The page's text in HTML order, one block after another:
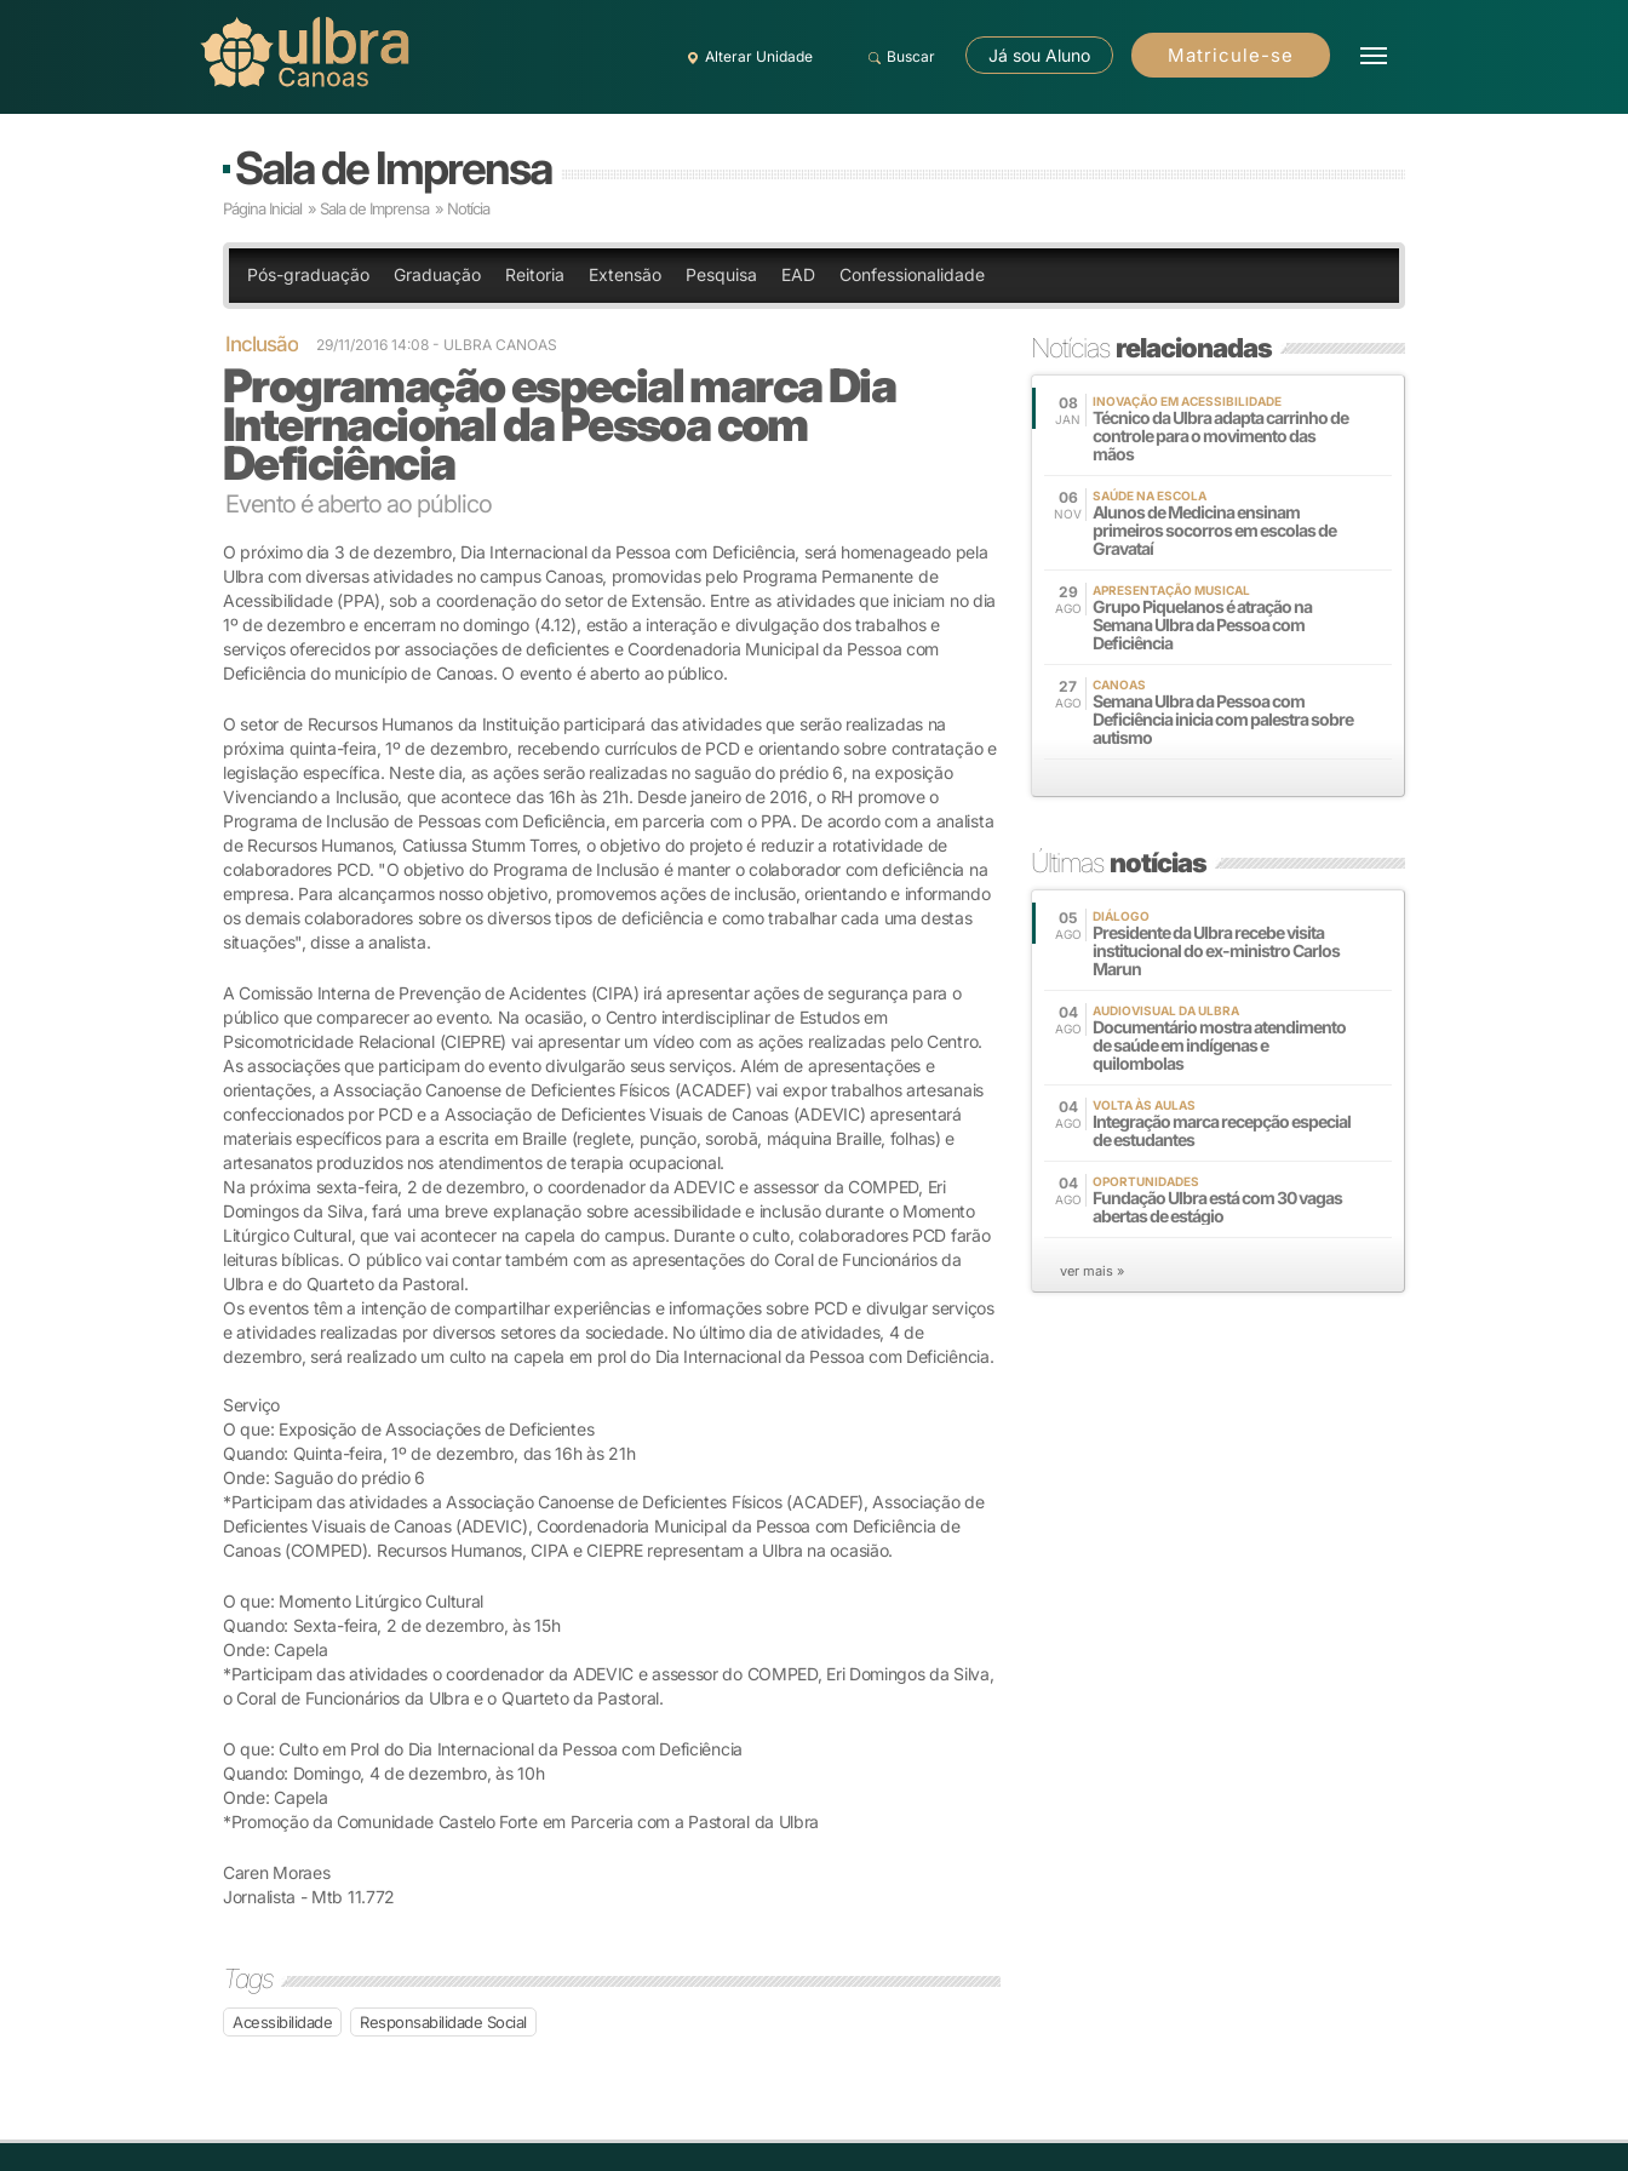
Alterar Unidade Buscar Já sou Aluno Matricule-se
Sala de Imprensa
Página Inicial » Sala de Imprensa » Notícia
Pós-graduação Graduação Reitoria Extensão Pesquisa EAD Confessionalidade
Inclusão 29/11/2016 14:08 - ULBRA CANOAS
Programação especial marca Dia
Internacional da Pessoa com
Deficiência
Evento é aberto ao público
O próximo dia 3 de dezembro, Dia Internacional da Pessoa com Deficiência, será homenageado pela
Ulbra com diversas atividades no campus Canoas, promovidas pelo Programa Permanente de
Acessibilidade (PPA), sob a coordenação do setor de Extensão. Entre as atividades que iniciam no dia
1º de dezembro e encerram no domingo (4.12), estão a interação e divulgação dos trabalhos e
serviços oferecidos por associações de deficientes e Coordenadoria Municipal da Pessoa com
Deficiência do município de Canoas. O evento é aberto ao público.
O setor de Recursos Humanos da Instituição participará das atividades que serão realizadas na
próxima quinta-feira, 1º de dezembro, recebendo currículos de PCD e orientando sobre contratação e
legislação específica. Neste dia, as ações serão realizadas no saguão do prédio 6, na exposição
Vivenciando a Inclusão, que acontece das 16h às 21h. Desde janeiro de 2016, o RH promove o
Programa de Inclusão de Pessoas com Deficiência, em parceria com o PPA. De acordo com a analista
de Recursos Humanos, Catiussa Stumm Torres, o objetivo do projeto é reduzir a rotatividade de
colaboradores PCD. "O objetivo do Programa de Inclusão é manter o colaborador com deficiência na
empresa. Para alcançarmos nosso objetivo, promovemos ações de inclusão, orientando e informando
os demais colaboradores sobre os diversos tipos de deficiência e como trabalhar cada uma destas
situações", disse a analista.
A Comissão Interna de Prevenção de Acidentes (CIPA) irá apresentar ações de segurança para o
público que comparecer ao evento. Na ocasião, o Centro interdisciplinar de Estudos em
Psicomotricidade Relacional (CIEPRE) vai apresentar um vídeo com as ações realizadas pelo Centro.
As associações que participam do evento divulgarão seus serviços. Além de apresentações e
orientações, a Associação Canoense de Deficientes Físicos (ACADEF) vai expor trabalhos artesanais
confeccionados por PCD e a Associação de Deficientes Visuais de Canoas (ADEVIC) apresentará
materiais específicos para a escrita em Braille (reglete, punção, sorobã, máquina Braille, folhas) e
artesanatos produzidos nos atendimentos de terapia ocupacional.
Na próxima sexta-feira, 2 de dezembro, o coordenador da ADEVIC e assessor da COMPED, Eri
Domingos da Silva, fará uma breve explanação sobre acessibilidade e inclusão durante o Momento
Litúrgico Cultural, que vai acontecer na capela do campus. Durante o culto, colaboradores PCD farão
leituras bíblicas. O público vai contar também com as apresentações do Coral de Funcionários da
Ulbra e do Quarteto da Pastoral.
Os eventos têm a intenção de compartilhar experiências e informações sobre PCD e divulgar serviços
e atividades realizadas por diversos setores da sociedade. No último dia de atividades, 4 de
dezembro, será realizado um culto na capela em prol do Dia Internacional da Pessoa com Deficiência.
Serviço
O que: Exposição de Associações de Deficientes
Quando: Quinta-feira, 1º de dezembro, das 16h às 21h
Onde: Saguão do prédio 6
*Participam das atividades a Associação Canoense de Deficientes Físicos (ACADEF), Associação de
Deficientes Visuais de Canoas (ADEVIC), Coordenadoria Municipal da Pessoa com Deficiência de
Canoas (COMPED). Recursos Humanos, CIPA e CIEPRE representam a Ulbra na ocasião.
O que: Momento Litúrgico Cultural
Quando: Sexta-feira, 2 de dezembro, às 15h
Onde: Capela
*Participam das atividades o coordenador da ADEVIC e assessor do COMPED, Eri Domingos da Silva,
o Coral de Funcionários da Ulbra e o Quarteto da Pastoral.
O que: Culto em Prol do Dia Internacional da Pessoa com Deficiência
Quando: Domingo, 4 de dezembro, às 10h
Onde: Capela
*Promoção da Comunidade Castelo Forte em Parceria com a Pastoral da Ulbra
Caren Moraes
Jornalista - Mtb 11.772
Tags
Acessibilidade Responsabilidade Social
Notíciasrelacionadas
08
JAN
INOVAÇÃO EM ACESSIBILIDADE
Técnico da Ulbra adapta carrinho de
controle para o movimento das
mãos
06
NOV
SAÚDE NA ESCOLA
Alunos de Medicina ensinam
primeiros socorros em escolas de
Gravataí
29
AGO
APRESENTAÇÃO MUSICAL
Grupo Piquelanos é atração na
Semana Ulbra da Pessoa com
Deficiência
27
AGO
CANOAS
Semana Ulbra da Pessoa com
Deficiência inicia com palestra sobre
autismo
Últimasnotícias
05
AGO
DIÁLOGO
Presidente da Ulbra recebe visita
institucional do ex-ministro Carlos
Marun
04
AGO
AUDIOVISUAL DA ULBRA
Documentário mostra atendimento
de saúde em indígenas e
quilombolas
04
AGO
VOLTA ÀS AULAS
Integração marca recepção especial
de estudantes
04
AGO
OPORTUNIDADES
Fundação Ulbra está com 30 vagas
abertas de estágio
ver mais »